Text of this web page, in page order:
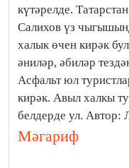
күтәрелде.
Салихов үз
халык өчен кирәк
әниләр, әбиләр
Асфальт юл
кирәк. Авыл халкы
белдерде ул.
Мәгариф